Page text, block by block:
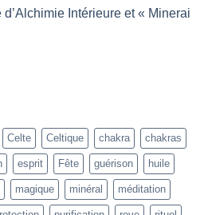
d’Alchimie Intérieure et « Minerai
Celte Celtique chakra chakras
esprit Fête guérison huile
magique minéral méditation